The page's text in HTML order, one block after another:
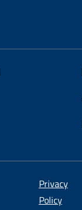
Privacy
Policy